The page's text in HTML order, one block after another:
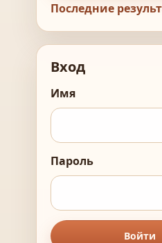
Последние
Вход
Имя
Пароль
Войти